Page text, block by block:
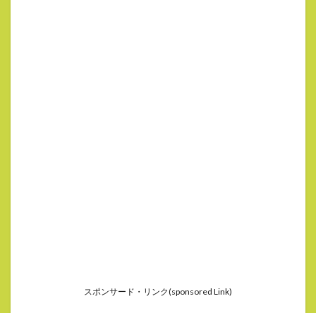
スポンサード・リンク(sponsored Link)